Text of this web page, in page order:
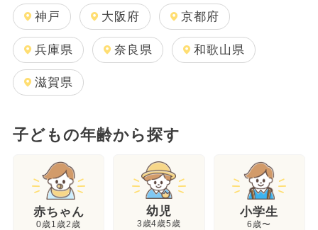
神戸 大阪府 京都府
兵庫県 奈良県 和歌山県
滋賀県
子どもの年齢から探す
赤ちゃん
0歳1歳2歳
幼児
3歳4歳5歳
小学生
6歳〜